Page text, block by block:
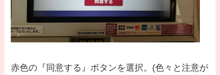
赤色の『同意する』ボタンを選択。(色々と注意が